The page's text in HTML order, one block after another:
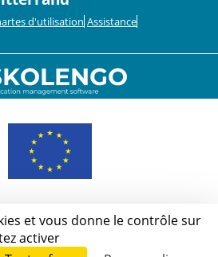
d'utilisation Assistance
et vous donne le contrôle sur
activer